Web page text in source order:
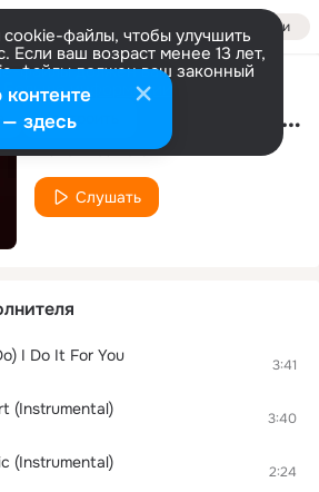
Войти
файлы, чтобы улучшить
Если ваш возраст менее 13 лет,
файлы должен ваш законный
Больше информации
Настроить Bad Romance (Piano Verison) [Made Famous By Lady Gaga]
Piano Dreamers
Слушать
I Do It For You 3:41
(Instrumental) 3:40
(Instrumental) 2:24
здесь